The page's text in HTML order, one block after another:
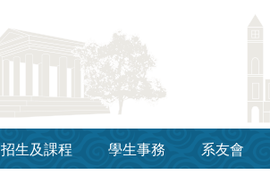
招生及課程 學生事務 系友會